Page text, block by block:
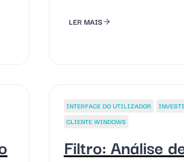
LER MAIS
INTERFACE DO UTILIZADOR
CLIENTE WINDOWS
Filtro: Análise